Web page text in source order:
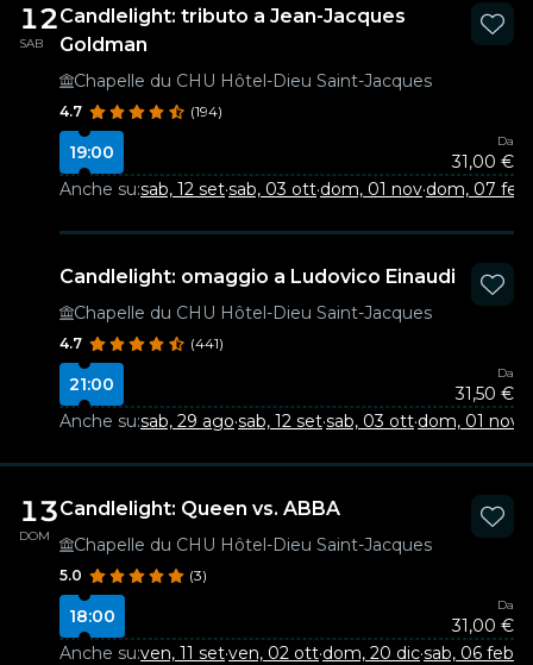
12
SAB
Candlelight: tributo a Jean-Jacques
Goldman
Chapelle du CHU Hôtel-Dieu Saint-Jacques
4.7 (194)
19:00
Da
31,00 €
Anche su:sab, 12 set·sab, 03 ott·dom, 01 nov·dom, 07 feb
Candlelight: omaggio a Ludovico Einaudi
Chapelle du CHU Hôtel-Dieu Saint-Jacques
4.7 (441)
21:00
Da
31,50 €
Anche su:sab, 29 ago·sab, 12 set·sab, 03 ott·dom, 01 nov
13
DOM
Candlelight: Queen vs. ABBA
Chapelle du CHU Hôtel-Dieu Saint-Jacques
5.0 (3)
18:00
Da
31,00 €
Anche su:ven, 11 set·ven, 02 ott·dom, 20 dic·sab, 06 feb